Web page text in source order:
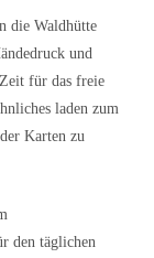
die Waldhütte
und
für das freie
laden zum
Karten zu
den täglichen